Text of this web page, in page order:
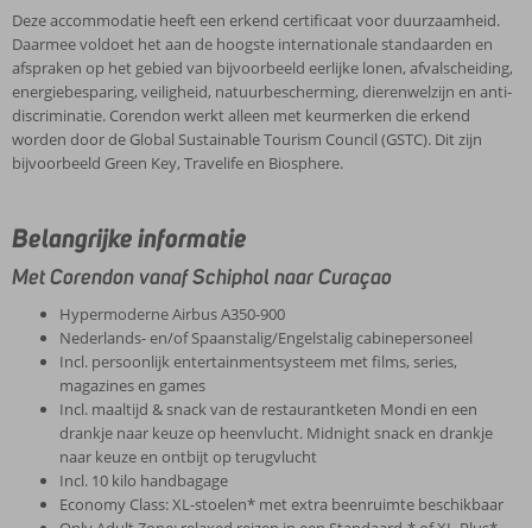
Deze accommodatie heeft een erkend certificaat voor duurzaamheid.
Daarmee voldoet het aan de hoogste internationale standaarden en
afspraken op het gebied van bijvoorbeeld eerlijke lonen, afvalscheiding,
energiebesparing, veiligheid, natuurbescherming, dierenwelzijn en anti-
discriminatie. Corendon werkt alleen met keurmerken die erkend
worden door de Global Sustainable Tourism Council (GSTC). Dit zijn
bijvoorbeeld Green Key, Travelife en Biosphere.
Belangrijke informatie
Met Corendon vanaf Schiphol naar Curaçao
Hypermoderne Airbus A350-900
Nederlands- en/of Spaanstalig/Engelstalig cabinepersoneel
Incl. persoonlijk entertainmentsysteem met films, series,
magazines en games
Incl. maaltijd & snack van de restaurantketen Mondi en een
drankje naar keuze op heenvlucht. Midnight snack en drankje
naar keuze en ontbijt op terugvlucht
Incl. 10 kilo handbagage
Economy Class: XL-stoelen* met extra beenruimte beschikbaar